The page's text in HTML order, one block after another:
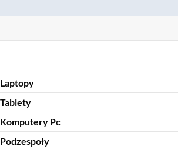
Laptopy
Tablety
Komputery Pc
Podzespoły